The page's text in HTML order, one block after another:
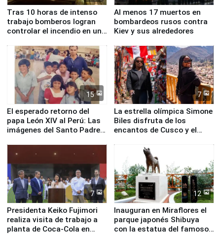
Tras 10 horas de intenso
trabajo bomberos logran
controlar el incendio en una
de Chile
Al menos 17 muertos en
bombardeos rusos contra
Kiev y sus alrededores
15
El esperado retorno del
papa León XIV al Perú: Las
imágenes del Santo Padre
7
La estrella olímpica Simone
Biles disfruta de los
encantos de Cusco y el
7
Presidenta Keiko Fujimori
realiza visita de trabajo a
planta de Coca-Cola en
12
Inauguran en Miraflores el
parque japonés Shibuya
con la estatua del famoso